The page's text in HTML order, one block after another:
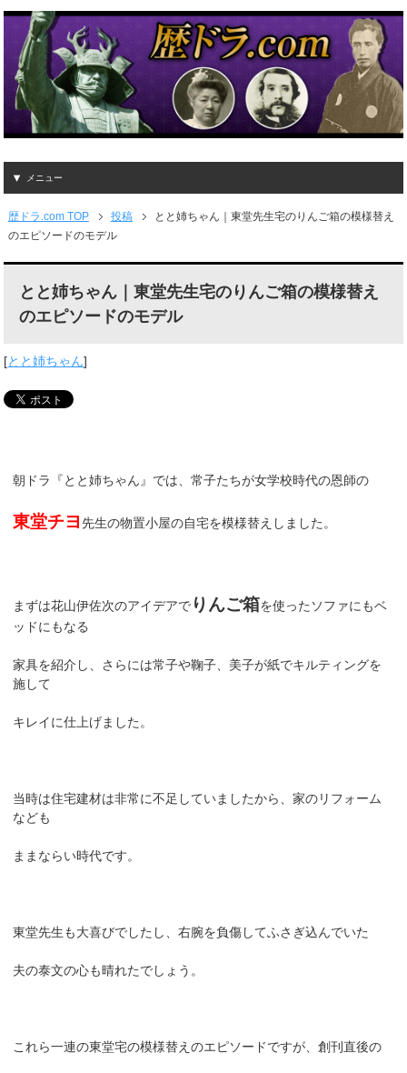
メニュー
歴ドラ.com TOP 投稿
とと姉ちゃん｜東堂先生宅のりんご箱の模様替え
のエピソードのモデル
とと姉ちゃん｜東堂先生宅のりんご箱の模様替え
のエピソードのモデル
[とと姉ちゃん]
朝ドラ『とと姉ちゃん』では、常子たちが女学校時代の恩師の
東堂チヨ先生の物置小屋の自宅を模様替えしました。
まずは花山伊佐次のアイデアで りんご箱を使ったソファにもベ
ッドにもなる
家具を紹介し、さらには常子や鞠子、美子が紙でキルティングを
施して
キレイに仕上げました。
当時は住宅建材は非常に不足していましたから、家のリフォーム
なども
ままならい時代です。
東堂先生も大喜びでしたし、右腕を負傷してふさぎ込んでいた
夫の泰文の心も晴れたでしょう。
これら一連の東堂宅の模様替えのエピソードですが、創刊直後の